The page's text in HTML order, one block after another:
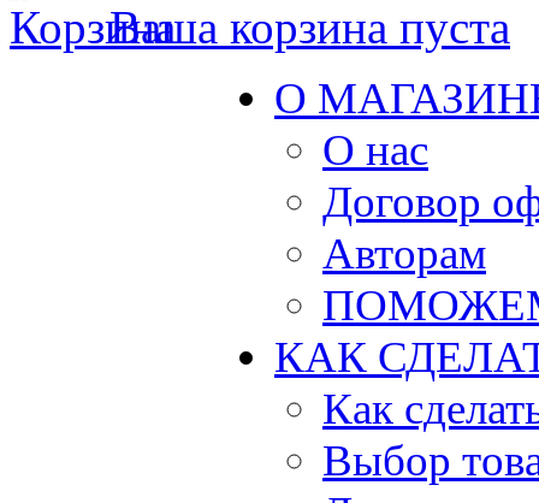
Ваша корзина пуста
О
О нас
Договор
Авторам
КАК
Как
Выбор